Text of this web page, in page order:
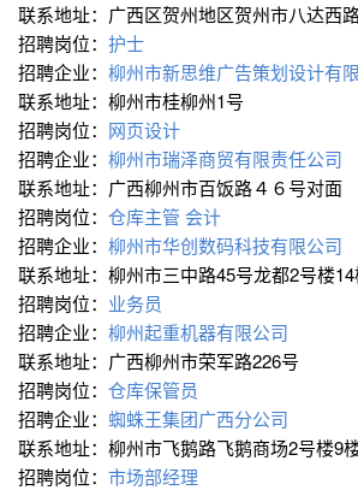
联系地址：广西区贺州地区贺州市八达西
招聘岗位： 护士
招聘企业： 柳州市新思维广告策划设计有
联系地址：柳州市桂柳州1号
招聘岗位： 网页设计
招聘企业： 柳州市瑞泽商贸有限责任公司
联系地址：广西柳州市百饭路４６号对面
招聘岗位： 仓库主管 会计
招聘企业： 柳州市华创数码科技有限公司
联系地址：柳州市三中路45号龙都2号楼
招聘岗位： 业务员
招聘企业： 柳州起重机器有限公司
联系地址：广西柳州市荣军路226号
招聘岗位： 仓库保管员
招聘企业： 蜘蛛王集团广西分公司
联系地址：柳州市飞鹅路飞鹅商场2号楼9
招聘岗位： 市场部经理